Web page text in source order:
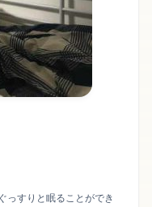
っすりと眠ることができ